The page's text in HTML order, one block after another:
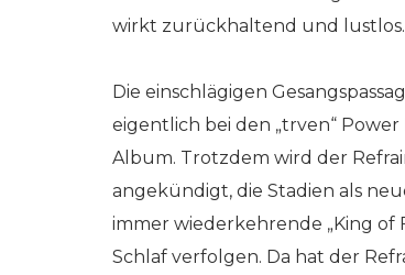
wirkt zurückhaltend und lustlos.
Die einschlägigen
eigentlich bei den „trven“
Album. Trotzdem wird der
angekündigt, die Stadien als
immer wiederkehrende „King of
Schlaf verfolgen. Da hat der